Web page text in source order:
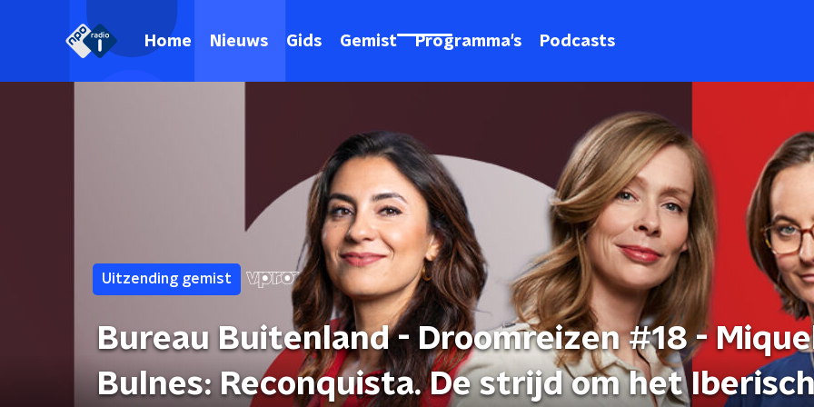
Home Nieuws Gids Gemist Programma's Podcasts
Uitzending gemist
Bureau Buitenland - Droomreizen #18 -
Bulnes: Reconquista. De strijd om het